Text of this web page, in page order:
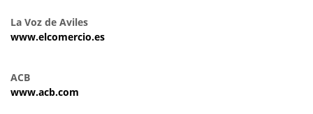
La Voz de Aviles
www.elcomercio.es
ACB
www.acb.com